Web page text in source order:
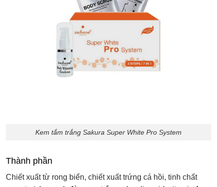
Kem tắm trắng Sakura Super White Pro System
Thành phần
Chiết xuất từ rong biển, chiết xuất trứng cá hồi, tinh chất